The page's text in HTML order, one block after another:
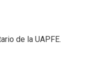
de la UAPFE.